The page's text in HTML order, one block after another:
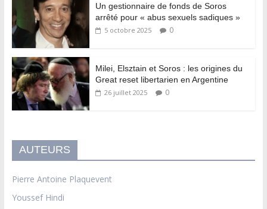
Un gestionnaire de fonds de Soros
arrêté pour « abus sexuels sadiques »
5 octobre 2025 0
Milei, Elsztain et Soros : les origines du
Great reset libertarien en Argentine
26 juillet 2025 0
AUTEURS
Pierre Antoine Plaquevent
Youssef Hindi